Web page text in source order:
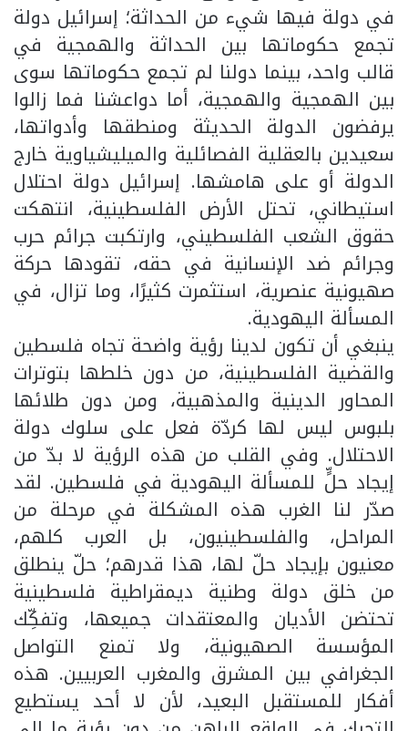
في دولة فيها شيء من الحداثة؛ إسرائيل دولة
تجمع حكوماتها بين الحداثة والهمجية في
قالب واحد، بينما دولنا لم تجمع حكوماتها سوى
بين الهمجية والهمجية، أما دواعشنا فما زالوا
يرفضون الدولة الحديثة ومنطقها وأدواتها،
سعيدين بالعقلية الفصائلية والميليشياوية خارج
الدولة أو على هامشها. إسرائيل دولة احتلال
استيطاني، تحتل الأرض الفلسطينية، انتهكت
حقوق الشعب الفلسطيني، وارتكبت جرائم حرب
وجرائم ضد الإنسانية في حقه، تقودها حركة
صهيونية عنصرية، استثمرت كثيرًا، وما تزال، في
المسألة اليهودية.
ينبغي أن تكون لدينا رؤية واضحة تجاه فلسطين
والقضية الفلسطينية، من دون خلطها بتوترات
المحاور الدينية والمذهبية، ومن دون طلائها
بلبوس ليس لها كردّة فعل على سلوك دولة
الاحتلال. وفي القلب من هذه الرؤية لا بدّ من
إيجاد حلٍّ للمسألة اليهودية في فلسطين. لقد
صدّر لنا الغرب هذه المشكلة في مرحلة من
المراحل، والفلسطينيون، بل العرب كلهم،
معنيون بإيجاد حلّ لها، هذا قدرهم؛ حلّ ينطلق
من خلق دولة وطنية ديمقراطية فلسطينية
تحتضن الأديان والمعتقدات جميعها، وتفكِّك
المؤسسة الصهيونية، ولا تمنع التواصل
الجغرافي بين المشرق والمغرب العربيين. هذه
أفكار للمستقبل البعيد، لأن لا أحد يستطيع